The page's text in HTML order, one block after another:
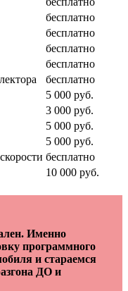
бесплатно
бесплатно
бесплатно
бесплатно
бесплатно
5 000 руб.
3 000 руб.
5 000 руб.
5 000 руб.
бесплатно
10 000 руб.
Именно
программного
и стараемся
ДО и